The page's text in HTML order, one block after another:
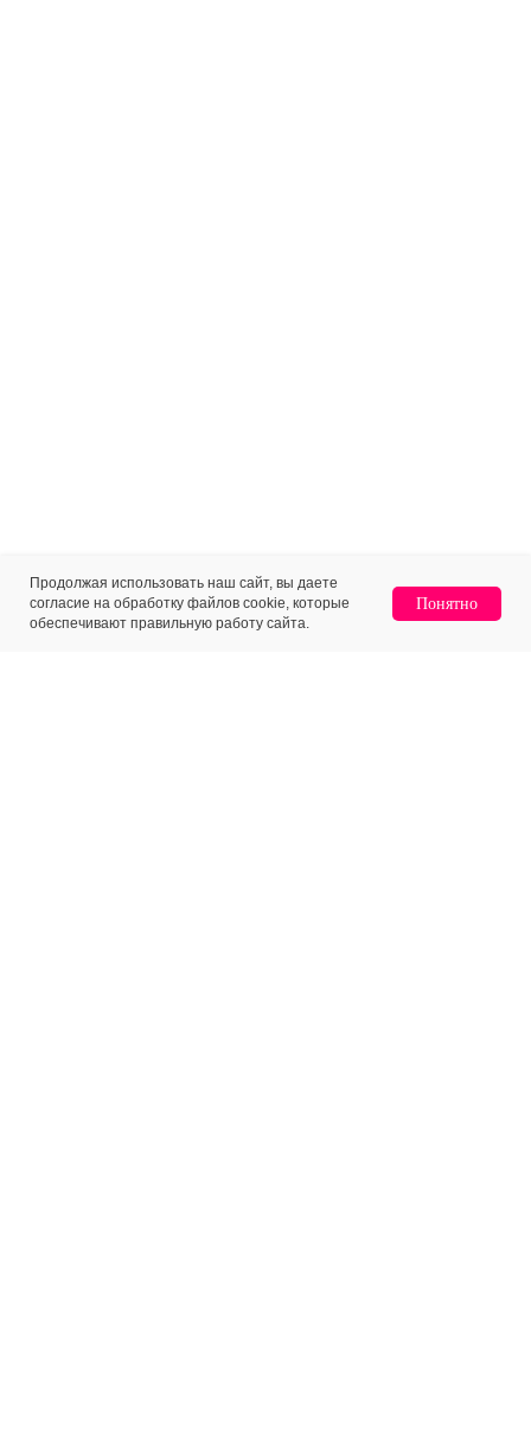
Продолжая использовать наш сайт, вы даете
согласие на обработку файлов cookie, которые
обеспечивают правильную работу сайта.
Понятно